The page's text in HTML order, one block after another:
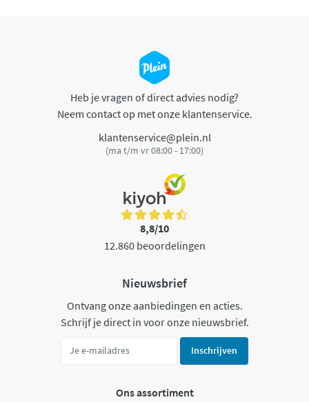
Heb je vragen of direct advies nodig?
Neem contact op met onze klantenservice.
klantenservice@plein.nl
(ma t/m vr 08:00 - 17:00)
8,8/10
12.860 beoordelingen
Nieuwsbrief
Ontvang onze aanbiedingen en acties.
Schrijf je direct in voor onze nieuwsbrief.
Inschrijven
Ons assortiment